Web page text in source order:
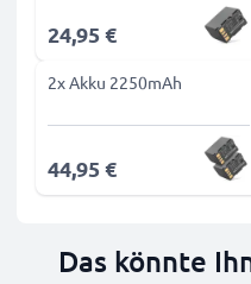
24,95 €
2x Akku 2250mAh
44,95 €
Das könnte